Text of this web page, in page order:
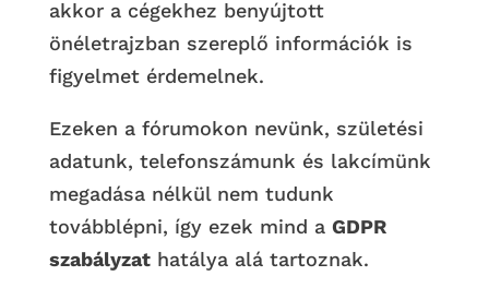
akkor a cégekhez benyújtott
önéletrajzban szereplő információk is
figyelmet érdemelnek.
Ezeken a fórumokon nevünk, születési
adatunk, telefonszámunk és lakcímünk
megadása nélkül nem tudunk
továbblépni, így ezek mind a GDPR
szabályzathatálya alá tartoznak.